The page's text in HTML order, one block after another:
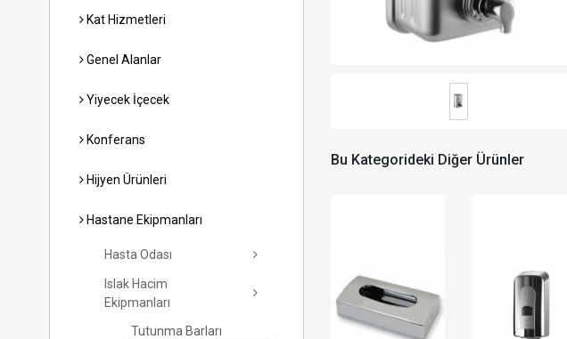
Kat Hizmetleri
Genel Alanlar
Yiyecek İçecek
Konferans
Hijyen Ürünleri
Hastane Ekipmanları
Hasta Odası
Islak Hacim
Ekipmanları
Tutunma Barları
Bu Kategorideki Diğer Ürünler